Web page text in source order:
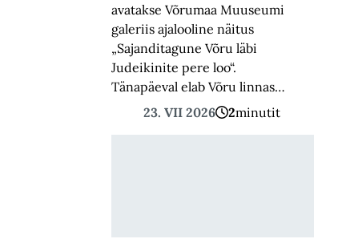
avatakse Võrumaa Muuseumi
galeriis ajalooline näitus
„Sajanditagune Võru läbi
Judeikinite pere loo“.
Tänapäeval elab Võru linnas…
23. VII 2026
2minutit